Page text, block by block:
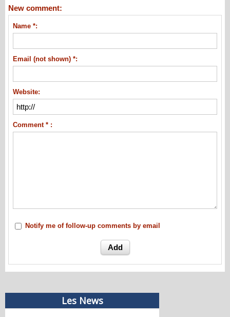
New comment:
Name *:
Email (not shown) *:
Website:
Comment * :
Notify me of follow-up comments by email
Les News